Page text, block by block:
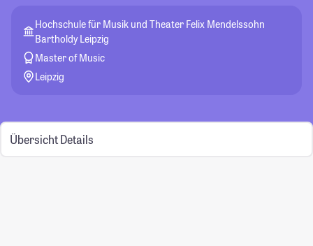
Hochschule für Musik und Theater Felix Mendelssohn
Bartholdy Leipzig
Master of Music
Leipzig
Übersicht Details